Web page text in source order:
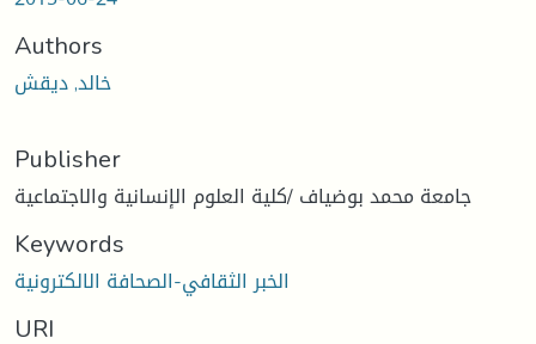
Authors
خالد, ديقش
Publisher
جامعة محمد بوضياف /كلية العلوم الإنسانية والاجتماعية
Keywords
الخبر الثقافي-الصحافة الالكترونية
URI